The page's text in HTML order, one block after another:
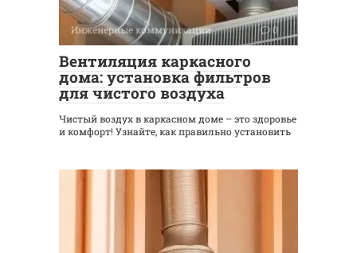
Инженерные коммуникации 0
Вентиляция каркасного
дома: установка фильтров
для чистого воздуха
Чистый воздух в каркасном доме – это здоровье
и комфорт! Узнайте, как правильно установить